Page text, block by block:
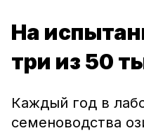
На
три из 50
Каждый год в
семеноводства